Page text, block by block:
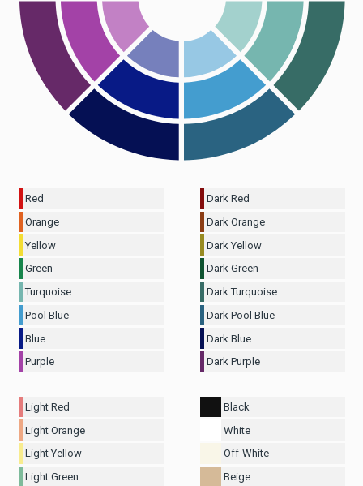
Red
Orange
Yellow
Green
Turquoise
Pool Blue
Blue
Purple
Dark Red
Dark Orange
Dark Yellow
Dark Green
Dark Turquoise
Dark Pool Blue
Dark Blue
Dark Purple
Light Red
Light Orange
Light Yellow
Light Green
Black
White
Off-White
Beige